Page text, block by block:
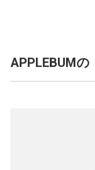
APPLEBUMの